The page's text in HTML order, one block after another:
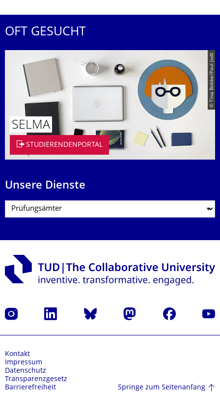
OFT GESUCHT
© Tina Bobbe/Paul Judt
SELMA
STUDIERENDENPORTAL
Unsere Dienste
Instagram LinkedIn Bluesky Mastodon Facebook
Kontakt
Impressum
Datenschutz
Transparenzgesetz
Barrierefreiheit
Springe zum Seitenanfang